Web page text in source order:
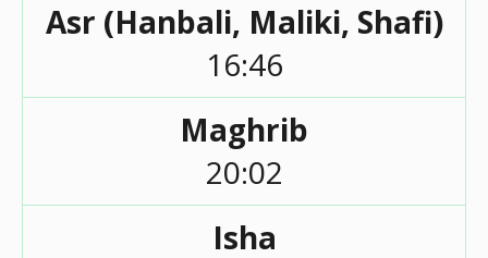
Asr (Hanbali, Maliki, Shafi)
16:46
Maghrib
20:02
Isha